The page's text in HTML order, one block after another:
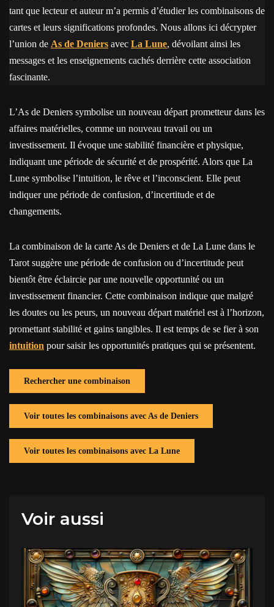
tant que lecteur et auteur m’a permis d’étudier les combinaisons de
cartes et leurs significations profondes. Nous allons ici décrypter
l’union de As de Deniers avec La Lune, dévoilant ainsi les
messages et les enseignements cachés derrière cette association
fascinante.
L’As de Deniers symbolise un nouveau départ prometteur dans les
affaires matérielles, comme un nouveau travail ou un
investissement. Il évoque une stabilité financière et physique,
indiquant une période de sécurité et de prospérité. Alors que La
Lune symbolise l’intuition, le rêve et l’inconscient. Elle peut
indiquer une période de confusion, d’incertitude et de
changements.
La combinaison de la carte As de Deniers et de La Lune dans le
Tarot suggère une période de confusion ou d’incertitude peut
bientôt être éclaircie par une nouvelle opportunité ou un
investissement financier. Cette combinaison indique que malgré
les doutes ou les peurs, un nouveau départ matériel est à l’horizon,
promettant stabilité et gains tangibles. Il est temps de se fier à son
intuition pour saisir les opportunités pratiques qui se présentent.
Rechercher une combinaison
Voir toutes les combinaisons avec As de Deniers
Voir toutes les combinaisons avec La Lune
Voir aussi